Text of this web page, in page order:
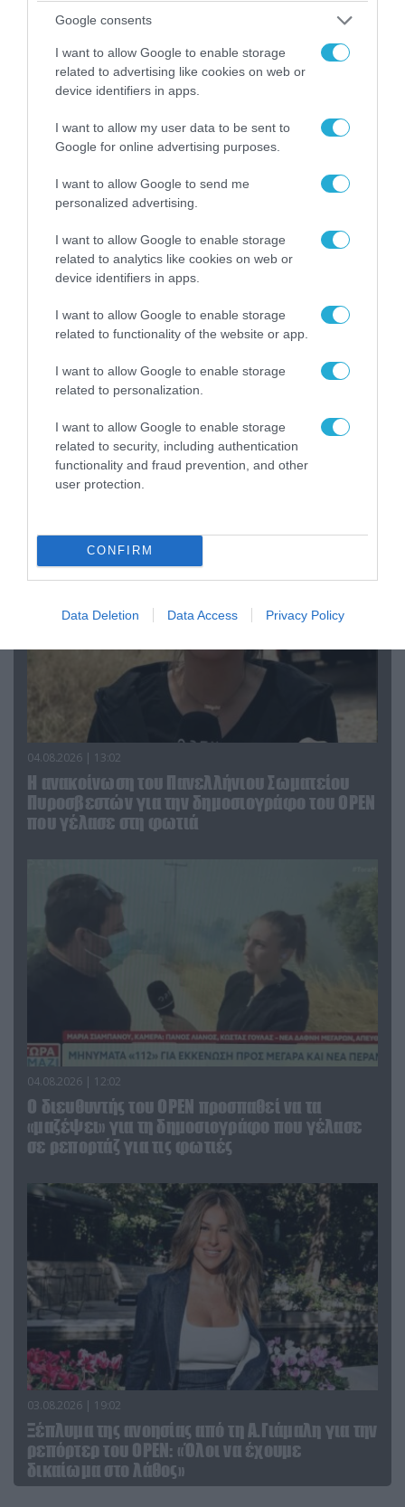
Google consents
I want to allow Google to enable storage
related to advertising like cookies on web or
device identifiers in apps.
I want to allow my user data to be sent to
Google for online advertising purposes.
I want to allow Google to send me
personalized advertising.
I want to allow Google to enable storage
related to analytics like cookies on web or
device identifiers in apps.
I want to allow Google to enable storage
related to functionality of the website or app.
I want to allow Google to enable storage
related to personalization.
I want to allow Google to enable storage
related to security, including authentication
functionality and fraud prevention, and other
user protection.
CONFIRM
Data Deletion Data Access Privacy Policy
06.08.2026 | 09:03
«Οι εντελώς αθώοι»: Η ανάρτηση του Αρκά για
τα ζώα που χάθηκαν στις πυρκαγιές της
Αττικής (φωτο)
04.08.2026 | 15:02
Αυτή την ώρα το τελευταίο «αντίο» στον πρώην
υπουργό Ι.Βαρβιτσιώτη (φωτο)
04.08.2026 | 13:02
Η ανακοίνωση του Πανελλήνιου Σωματείου
Πυροσβεστών για την δημοσιογράφο του OPEN
που γέλασε στη φωτιά
04.08.2026 | 12:02
O διευθυντής του OPEN προσπαθεί να τα
«μαζέψει» για τη δημοσιογράφο που γέλασε
σε ρεπορτάζ για τις φωτιές
03.08.2026 | 19:02
Ξέπλυμα της ανοησίας από τη Α.Γιάμαλη για την
ρεπόρτερ του ΟΡΕΝ: «Όλοι να έχουμε
δικαίωμα στο λάθος»